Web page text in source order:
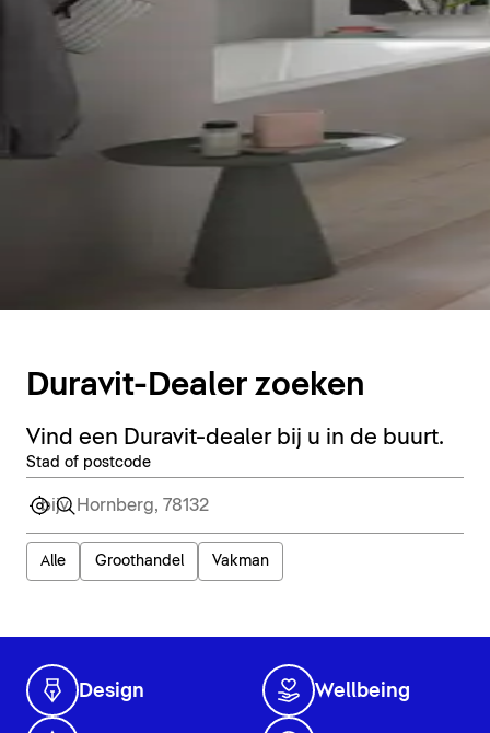
Duravit-Dealer zoeken
Vind een Duravit-dealer bij u in de buurt.
Stad of postcode
Alle Groothandel Vakman
Design Wellbeing